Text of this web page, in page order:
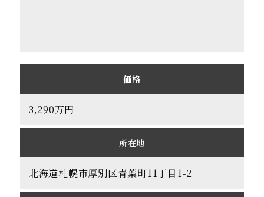
価格
3,290万円
所在地
北海道札幌市厚別区青葉町11丁目1-2